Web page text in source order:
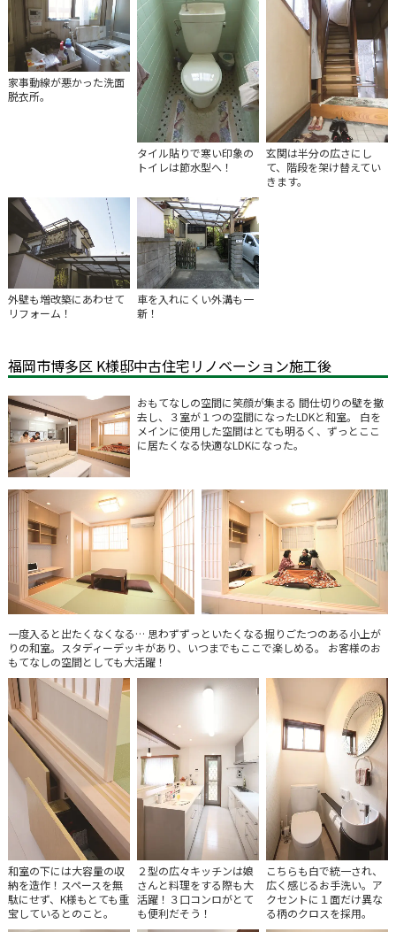
家事動線が悪かった洗面
脱衣所。
タイル貼りで寒い印象の
トイレは節水型へ！
玄関は半分の広さにし
て、階段を架け替えてい
きます。
外壁も増改築にあわせて
リフォーム！
車を入れにくい外溝も一
新！
福岡市博多区 K様邸中古住宅リノベーション施工後
おもてなしの空間に笑顔が集まる 間仕切りの壁を撤
去し、３室が１つの空間になったLDKと和室。 白を
メインに使用した空間はとても明るく、ずっとここ
に居たくなる快適なLDKになった。
一度入ると出たくなくなる… 思わずずっといたくなる掘りごたつのある小上が
りの和室。スタディーデッキがあり、いつまでもここで楽しめる。 お客様のお
もてなしの空間としても大活躍！
和室の下には大容量の収
納を造作！スペースを無
駄にせず、K様もとても重
宝しているとのこと。
２型の広々キッチンは娘
さんと料理をする際も大
活躍！３口コンロがとて
も便利だそう！
こちらも白で統一され、
広く感じるお手洗い。ア
クセントに１面だけ異な
る柄のクロスを採用。